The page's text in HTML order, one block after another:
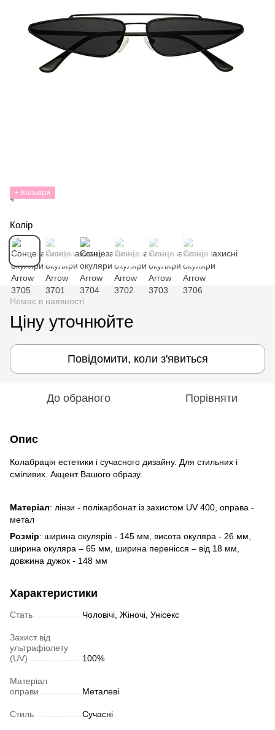
+ Кольори
Колір
Немає в наявності
Ціну уточнюйте
Повідомити, коли з'явиться
До обраного Порівняти
Опис
Колабрація естетики і сучасного дизайну. Для стильних і
сміливих. Акцент Вашого образу.
Матеріал: лінзи - полікарбонат із захистом UV 400, оправа -
метал
Розмір: ширина окулярів - 145 мм, висота окуляра - 26 мм,
ширина окуляра – 65 мм, ширина перенісся – від 18 мм,
довжина дужок - 148 мм
Характеристики
Стать Чоловічі, Жіночі, Унісекс
Захист від
ультрафіолету
(UV)
100%
Матеріал
оправи
Металеві
Стиль Сучасні